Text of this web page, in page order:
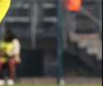
ركن الألعاب
بطولات